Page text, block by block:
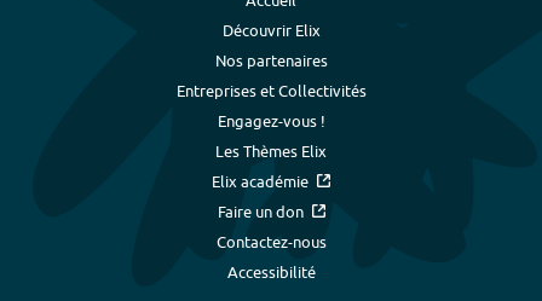
Découvrir Elix
Nos partenaires
Entreprises et Collectivités
Engagez-vous !
Les Thèmes Elix
Elix académie
Faire un don
Contactez-nous
Accessibilité